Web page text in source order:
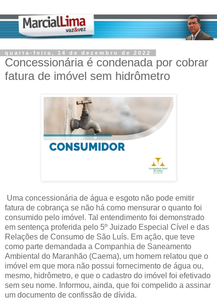
quarta-feira, 14 de dezembro de 2022
Concessionária é condenada por cobrar
fatura de imóvel sem hidrômetro
Uma concessionária de água e esgoto não pode emitir
fatura de cobrança se não há como mensurar o quanto foi
consumido pelo imóvel. Tal entendimento foi demonstrado
em sentença proferida pelo 5º Juizado Especial Cível e das
Relações de Consumo de São Luís. Em ação, que teve
como parte demandada a Companhia de Saneamento
Ambiental do Maranhão (Caema), um homem relatou que o
imóvel em que mora não possui fornecimento de água ou,
mesmo, hidrômetro, e que o cadastro do imóvel foi efetivado
sem seu nome. Informou, ainda, que foi compelido a assinar
um documento de confissão de dívida.